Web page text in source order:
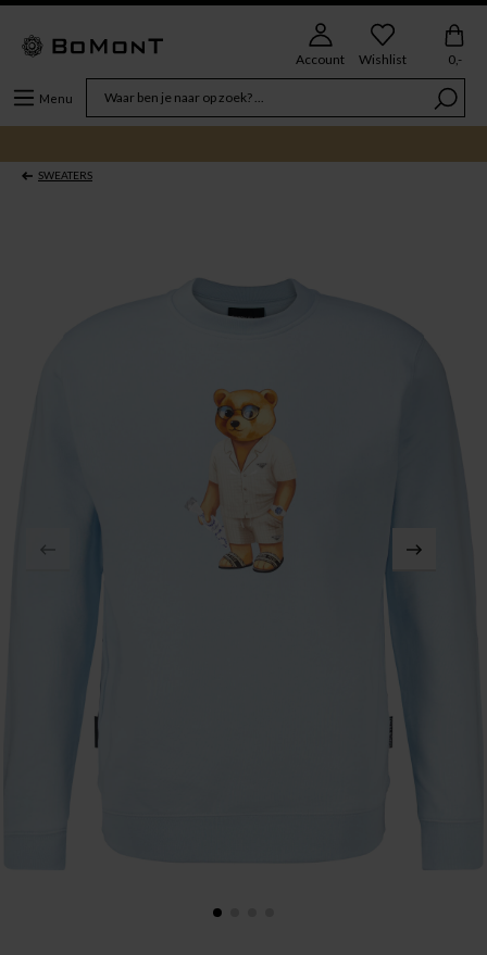
Menu
Account Wishlist 0,-
SWEATERS